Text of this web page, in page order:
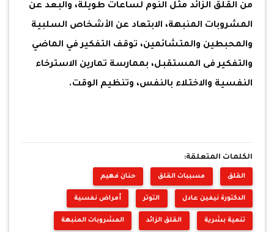
من القلق الزائد مثل النوم لساعات طويلة، والبعد عن
المشروبات المنبهة، الابتعاد عن الأشخاص السلبية
والمحبطين والمتشائمين، توقف التفكير في الماضي
والتفكير فى المستقبل، بممارسة تمارين الاسترخاء
النفسية والاختلاء بالنفس، وتنظيم الوقت.
الكلمات المتعلقة:
القلق مسببات القلق حنان فهيم
الدكتورة نيفين عادل التوتر أمراض نفسية
تنمية بشرية القلق الزائد المشروبات المنبهة